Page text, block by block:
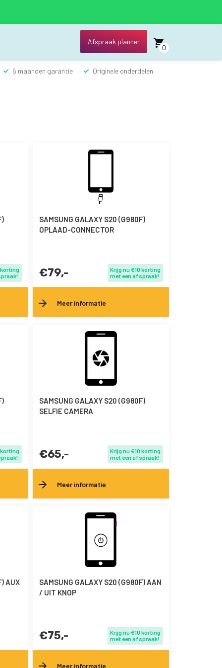
Afspraak planner
0
6 maanden garantie Originele onderdelen
korting
SAMSUNG GALAXY S20 (G980F)
OPLAAD-CONNECTOR
€79,-
Krijg nu €10 korting
met een afspraak!
Meer informatie
korting
SAMSUNG GALAXY S20 (G980F)
SELFIE CAMERA
€65,-
Krijg nu €10 korting
met een afspraak!
Meer informatie
AUX
SAMSUNG GALAXY S20 (G980F) AAN
/ UIT KNOP
€75,-
Krijg nu €10 korting
met een afspraak!
Meer informatie